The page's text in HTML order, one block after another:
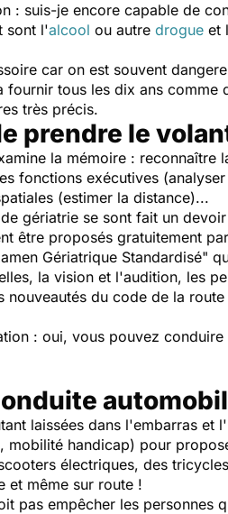
: suis-je encore capable de
sont l'alcool ou autre drogue et
car on est souvent
tous les dix ans comme
très précis.
prendre le
la mémoire : reconnaître
fonctions exécutives
(estimer la distance)...
gériatrie se sont fait un
être proposés gratuitement
Gériatrique Standardisé"
la vision et l'audition, les
du code de la
: oui, vous pouvez
laissées dans l'embarras et
mobilité handicap) pour
électriques, des
et même sur route !
pas empêcher les personnes